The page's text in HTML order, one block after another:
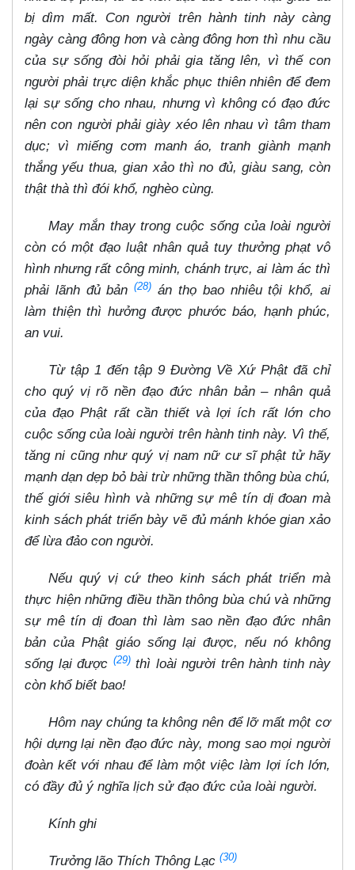
bị dìm mất. Con người trên hành tinh này càng
ngày càng đông hơn và càng đông hơn thì nhu cầu
của sự sống đòi hỏi phải gia tăng lên, vì thế con
người phải trực diện khắc phục thiên nhiên để đem
lại sự sống cho nhau, nhưng vì không có đạo đức
nên con người phải giày xéo lên nhau vì tâm tham
dục; vì miếng cơm manh áo, tranh giành mạnh
thắng yếu thua, gian xảo thì no đủ, giàu sang, còn
thật thà thì đói khổ, nghèo cùng.
May mắn thay trong cuộc sống của loài người
còn có một đạo luật nhân quả tuy thưởng phạt vô
hình nhưng rất công minh, chánh trực, ai làm ác thì
phải lãnh đủ bản(28) án thọ bao nhiêu tội khổ, ai
làm thiện thì hưởng được phước báo, hạnh phúc,
an vui.
Từ tập 1 đến tập 9 Đường Về Xứ Phật đã chỉ
cho quý vị rõ nền đạo đức nhân bản – nhân quả
của đạo Phật rất cần thiết và lợi ích rất lớn cho
cuộc sống của loài người trên hành tinh này. Vì thế,
tăng ni cũng như quý vị nam nữ cư sĩ phật tử hãy
mạnh dạn dẹp bỏ bài trừ những thần thông bùa chú,
thế giới siêu hình và những sự mê tín dị đoan mà
kinh sách phát triển bày vẽ đủ mánh khóe gian xảo
để lừa đảo con người.
Nếu quý vị cứ theo kinh sách phát triển mà
thực hiện những điều thần thông bùa chú và những
sự mê tín dị đoan thì làm sao nền đạo đức nhân
bản của Phật giáo sống lại được, nếu nó không
sống lại được (29)thì loài người trên hành tinh này
còn khổ biết bao!
Hôm nay chúng ta không nên để lỡ mất một cơ
hội dựng lại nền đạo đức này, mong sao mọi người
đoàn kết với nhau để làm một việc làm lợi ích lớn,
có đầy đủ ý nghĩa lịch sử đạo đức của loài người.
Kính ghi
Trưởng lão Thích Thông Lạc (30)